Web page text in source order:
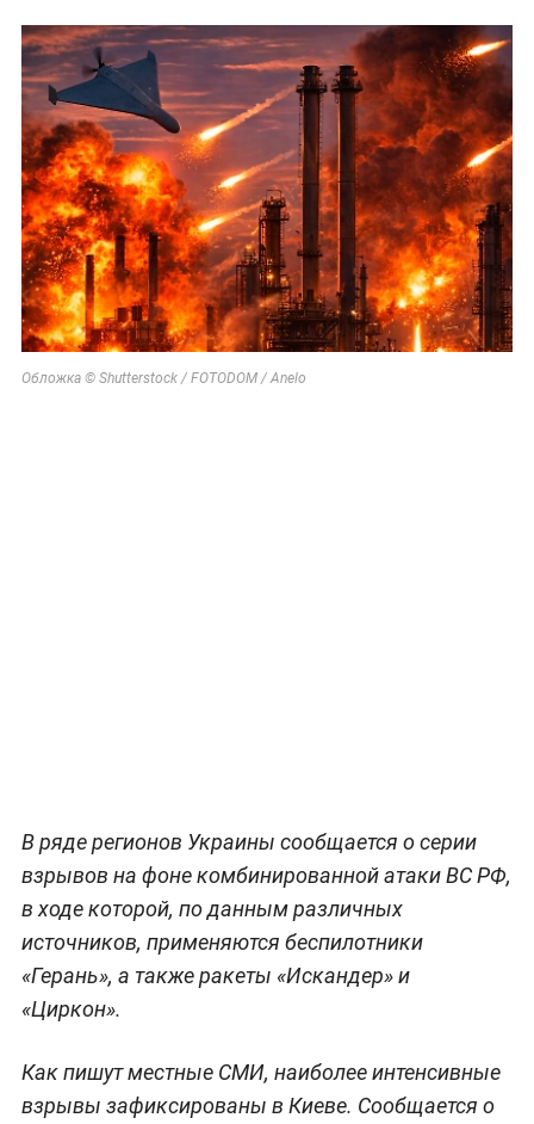
Обложка © Shutterstock / FOTODOM / Anelo
В ряде регионов Украины сообщается о серии
взрывов на фоне комбинированной атаки ВС РФ,
в ходе которой, по данным различных
источников, применяются беспилотники
«Герань», а также ракеты «Искандер» и
«Циркон».
Как пишут местные СМИ, наиболее интенсивные
взрывы зафиксированы в Киеве. Сообщается о